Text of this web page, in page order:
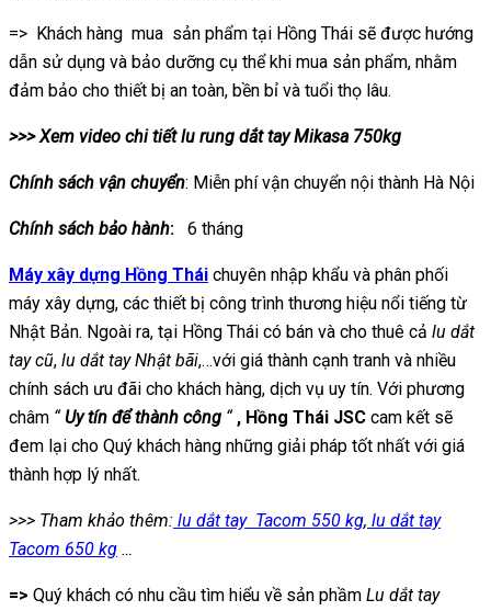
=> Khách hàng mua sản phẩm tại Hồng Thái sẽ được hướng
dẫn sử dụng và bảo dưỡng cụ thể khi mua sản phẩm, nhằm
đảm bảo cho thiết bị an toàn, bền bỉ và tuổi thọ lâu.
>>> Xem video chi tiết lu rung dắt tay Mikasa 750kg
Chính sách vận chuyển: Miễn phí vận chuyển nội thành Hà Nội
Chính sách bảo hành: 6 tháng
Máy xây dựng Hồng Thái chuyên nhập khẩu và phân phối
máy xây dựng, các thiết bị công trình thương hiệu nổi tiếng từ
Nhật Bản. Ngoài ra, tại Hồng Thái có bán và cho thuê cả lu dắt
tay cũ, lu dắt tay Nhật bãi,…với giá thành cạnh tranh và nhiều
chính sách ưu đãi cho khách hàng, dịch vụ uy tín. Với phương
châm “ Uy tín để thành công “ , Hồng Thái JSC cam kết sẽ
đem lại cho Quý khách hàng những giải pháp tốt nhất với giá
thành hợp lý nhất.
>>> Tham khảo thêm: lu dắt tay Tacom 550 kg, lu dắt tay
Tacom 650 kg …
=> Quý khách có nhu cầu tìm hiểu về sản phầm Lu dắt tay